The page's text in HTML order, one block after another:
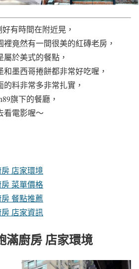
有時間在附近晃，
竟然有一間很美的紅磚老房，
於美式的餐點，
墨西哥捲餅都非常好吃喔，
料非常多非常扎實，
旗下的餐廳，
看電影喔～
店家環境
菜單價格
餐點推薦
店家資訊
滿廚房 店家環境